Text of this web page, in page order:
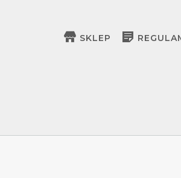
SKLEP